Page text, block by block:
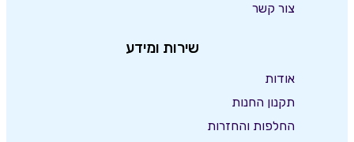
צור קשר
שירות ומידע
אודות
תקנון החנות
החלפות והחזרות